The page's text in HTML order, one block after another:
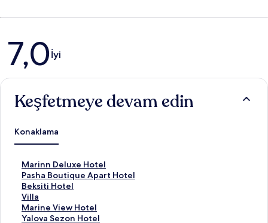
Yorumlar
7,0İyi
Keşfetmeye devam edin
Konaklama
Marinn Deluxe Hotel
M
a
r
i
n
n
Pasha Boutique Apart Hotel
P
a
s
h
a
Beksiti Hotel
B
e
k
s
Villa
V
i
l
Marine View Hotel
M
a
Yalova Sezon Hotel
Y